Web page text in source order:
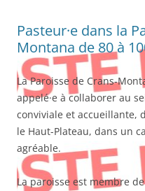
Pasteur·e dans la
Montana de 80 à
La Paroisse de Crans-
appelé·e à collaborer au
conviviale et accueillante,
le Haut-Plateau, dans un
agréable.
La paroisse est membre